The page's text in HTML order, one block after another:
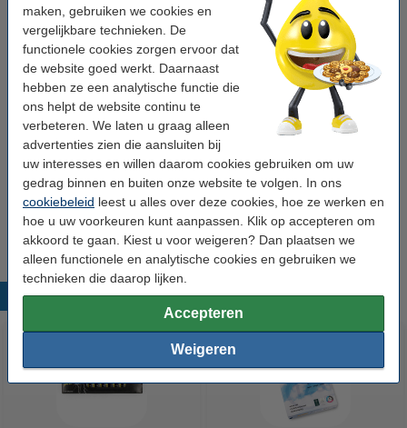
maken, gebruiken we cookies en
vergelijkbare technieken. De
functionele cookies zorgen ervoor dat
de website goed werkt. Daarnaast
hebben ze een analytische functie die
ons helpt de website continu te
verbeteren. We laten u graag alleen
advertenties zien die aansluiten bij
uw interesses en willen daarom cookies gebruiken om uw
gedrag binnen en buiten onze website te volgen. In ons
cookiebeleid leest u alles over deze cookies, hoe ze werken en
hoe u uw voorkeuren kunt aanpassen. Klik op accepteren om
akkoord te gaan. Kiest u voor weigeren? Dan plaatsen we
alleen functionele en analytische cookies en gebruiken we
technieken die daarop lijken.
Accepteren
Weigeren
tape zwart op mat zilver 36 mm
multifunctioneel zwart mat zilver
Bekijk de specificaties en omschrijving
Direct leverbaar
Morgen in huis
€ 78,50
Tip
Wij adviseren u om deze tape i.p.v. de originele tape te nemen.
Populaire producten